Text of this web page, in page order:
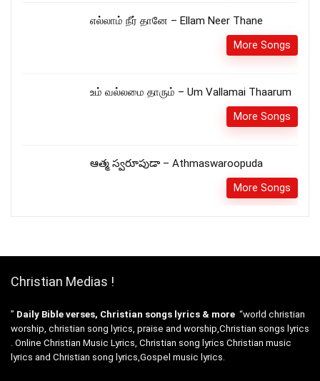
எல்லாம் நீர் தானே – Ellam Neer Thane
More Songs
உம் வல்லமை தாரும் – Um Vallamai Thaarum
More Songs
ఆత్మ స్వరూపుడా – Athmaswaroopuda
More Songs
Christian Medias !
” Daily Bible verses, Christian songs lyrics & more “world christian
worship, christian song lyrics, praise and worship,Christian songs lyrics
. Online Christian Music Lyrics, Christian song lyrics Christian music
lyrics and Christian song lyrics,Gospel music lyrics.